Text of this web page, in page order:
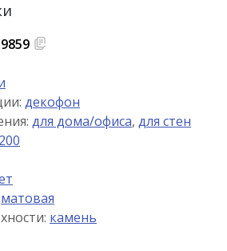
декофон
для дома/офиса, для стен
матовая
камень